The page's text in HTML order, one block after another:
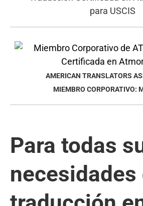
AMERICAN TRANSLATORS
MIEMBRO CORPORATIVO:
Para todas
necesidades